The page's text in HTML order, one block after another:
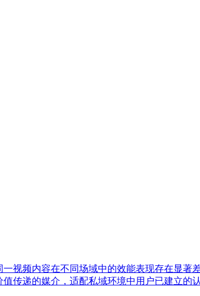
视频内容在不同场域中的效能表现存在显
传递的媒介，适配私域环境中用户已建立的